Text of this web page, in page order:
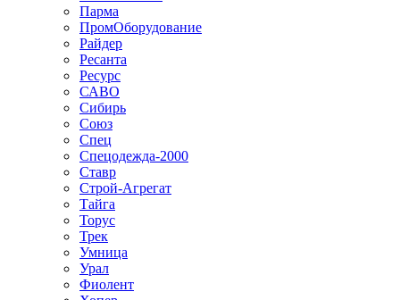
Парма
ПромОборудование
Райдер
Ресанта
Ресурс
САВО
Сибирь
Союз
Спец
Спецодежда-2000
Ставр
Строй-Агрегат
Тайга
Торус
Трек
Умница
Урал
Фиолент